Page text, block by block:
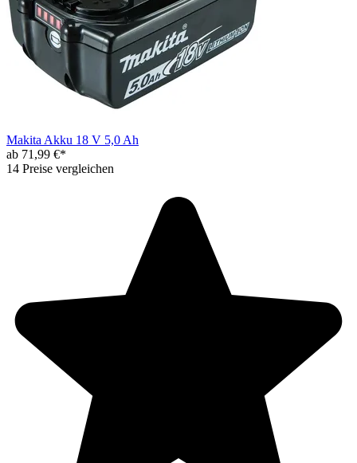
Makita Akku 18 V 5,0 Ah
ab 71,99 €*
14 Preise vergleichen